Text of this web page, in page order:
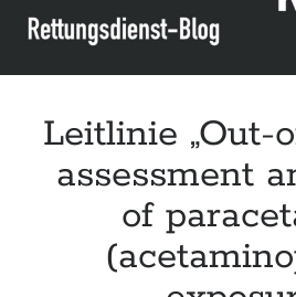
Leitlinie „Out-
assessment
of